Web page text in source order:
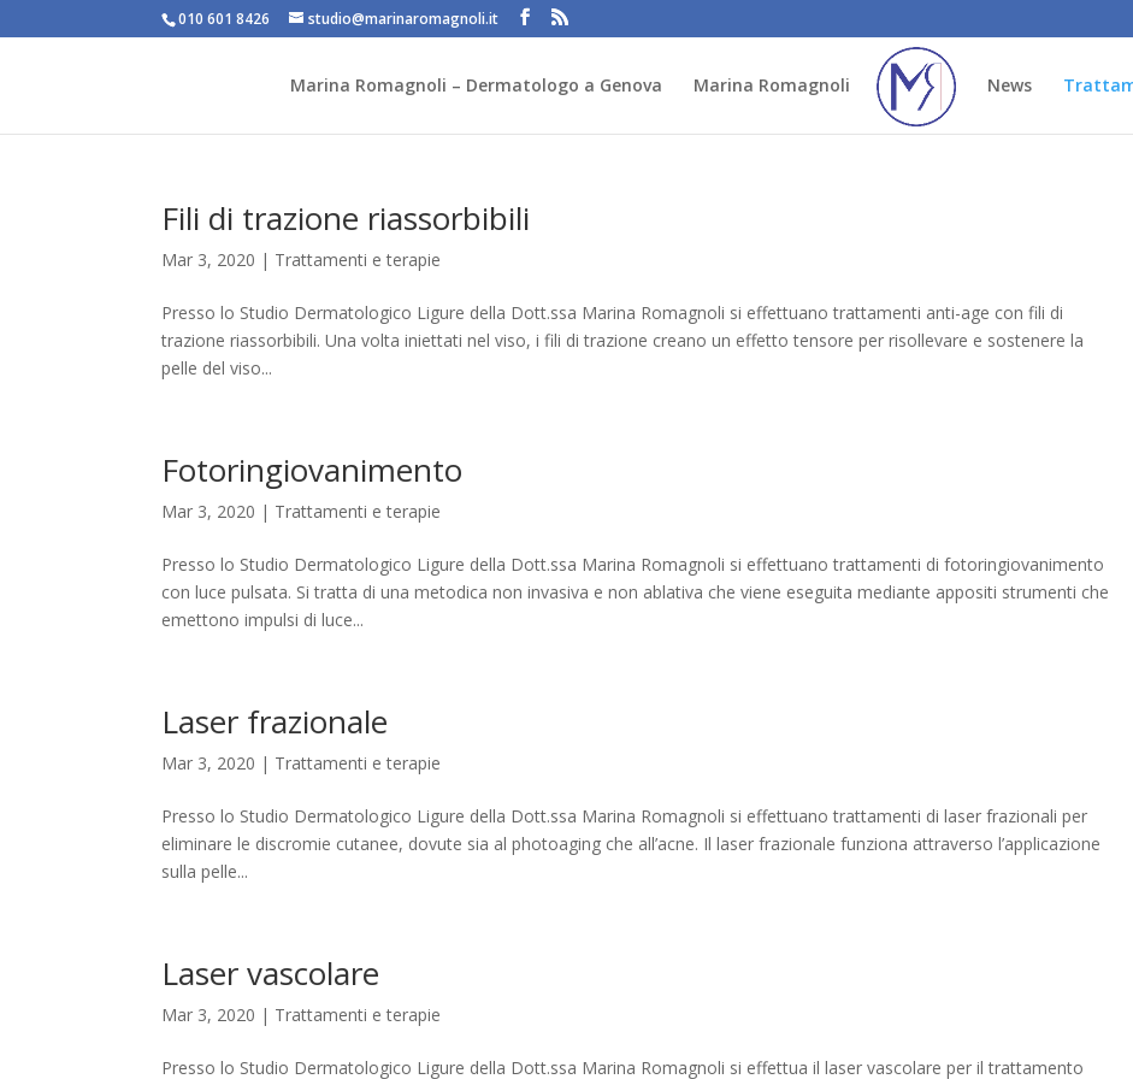
010 601 8426 studio@marinaromagnoli.it
Marina Romagnoli – Dermatologo a Genova Marina Romagnoli News
Fili di trazione riassorbibili
Mar 3, 2020 | Trattamenti e terapie
Presso lo Studio Dermatologico Ligure della Dott.ssa Marina Romagnoli si effettuano trattamenti anti-age con fili di
trazione riassorbibili. Una volta iniettati nel viso, i fili di trazione creano un effetto tensore per risollevare e sostenere la
pelle del viso...
Fotoringiovanimento
Mar 3, 2020 | Trattamenti e terapie
Presso lo Studio Dermatologico Ligure della Dott.ssa Marina Romagnoli si effettuano trattamenti di fotoringiovanimento
con luce pulsata. Si tratta di una metodica non invasiva e non ablativa che viene eseguita mediante appositi strumenti che
emettono impulsi di luce...
Laser frazionale
Mar 3, 2020 | Trattamenti e terapie
Presso lo Studio Dermatologico Ligure della Dott.ssa Marina Romagnoli si effettuano trattamenti di laser frazionali per
eliminare le discromie cutanee, dovute sia al photoaging che all’acne. Il laser frazionale funziona attraverso l’applicazione
sulla pelle...
Laser vascolare
Mar 3, 2020 | Trattamenti e terapie
Presso lo Studio Dermatologico Ligure della Dott.ssa Marina Romagnoli si effettua il laser vascolare per il trattamento